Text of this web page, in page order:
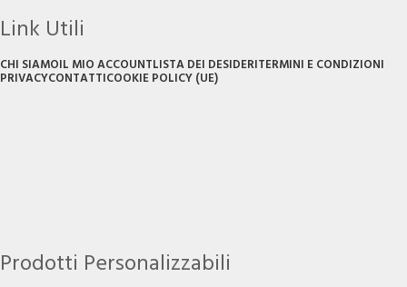
Link Utili
CHI SIAMOIL MIO ACCOUNTLISTA DEI DESIDERITERMINI E CONDIZIONI
PRIVACYCONTATTICOOKIE POLICY (UE)
Prodotti Personalizzabili